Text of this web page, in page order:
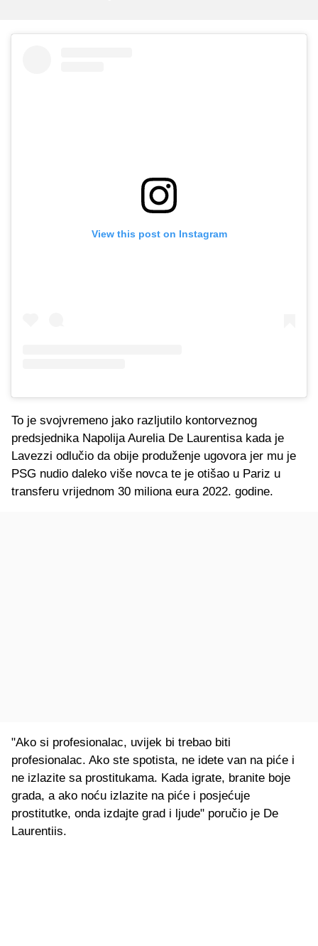
View this post on Instagram
To je svojvremeno jako razljutilo kontorveznog
predsjednika Napolija Aurelia De Laurentisa kada je
Lavezzi odlučio da obije produženje ugovora jer mu je
PSG nudio daleko više novca te je otišao u Pariz u
transferu vrijednom 30 miliona eura 2022. godine.
"Ako si profesionalac, uvijek bi trebao biti
profesionalac. Ako ste spotista, ne idete van na piće i
ne izlazite sa prostitukama. Kada igrate, branite boje
grada, a ako noću izlazite na piće i posjećuje
prostitutke, onda izdajte grad i ljude" poručio je De
Laurentiis.